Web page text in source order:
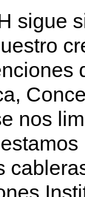
sigue
nos